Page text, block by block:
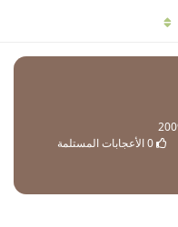
0الأعجابات المستلمة